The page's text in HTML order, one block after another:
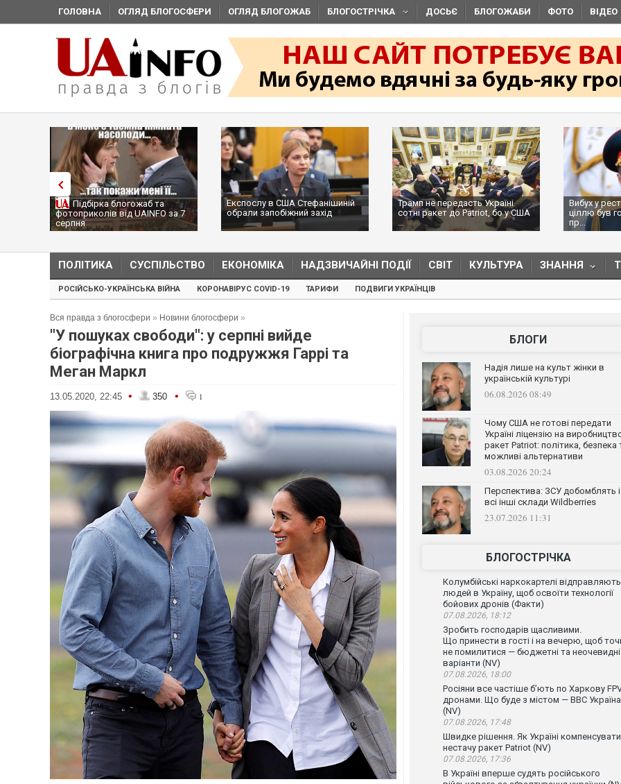
ГОЛОВНА ОГЛЯД БЛОГОСФЕРИ ОГЛЯД БЛОГОЖАБ БЛОГОСТРІЧКА ДОСЬЄ БЛОГОЖАБИ ФОТО ВІДЕО
Підбірка блогожаб та
фотоприколів від UAINFO за 7
серпня
Експослу в США Стефанішиній
обрали запобіжний захід
Трамп не передасть Україні
сотні ракет до Patriot, бо у США
...
Вибух у
ціллю був
пр...
ПОЛІТИКА СУСПІЛЬСТВО ЕКОНОМІКА НАДЗВИЧАЙНІ ПОДІЇ СВІТ КУЛЬТУРА ЗНАННЯ
РОСІЙСЬКО-УКРАЇНСЬКА ВІЙНА КОРОНАВІРУС COVID-19 ТАРИФИ ПОДВИГИ УКРАЇНЦІВ
Вся правда з блогосфери » Новини блогосфери »
"У пошуках свободи": у серпні вийде
біографічна книга про подружжя Гаррі та
Меган Маркл
13.05.2020, 22:45 • 350 • 1
БЛОГИ
Надія лише на культ жінки в
українській культурі
06.08.2026 08:49
Чому США не готові передати
Україні ліцензію на
ракет Patriot: політика, безпека
можливі альтернативи
03.08.2026 20:24
Перспектива: ЗСУ добомблять і
всі інші склади Wildberries
23.07.2026 11:31
БЛОГОСТРІЧКА
Колумбійські наркокартелі відправляють
людей в Україну, щоб освоїти технології
бойових дронів (Факти)
07.08.2026, 18:12
Зробить господарів щасливими.
Що принести в гості і на вечерю, щоб
не помилитися — бюджетні та неочевидні
варіанти (NV)
07.08.2026, 18:00
Росіяни все частіше бʼють по Харкову
дронами. Що буде з містом — ВВС Україна
(NV)
07.08.2026, 17:48
Швидке рішення. Як Україні компенсувати
нестачу ракет Patriot (NV)
07.08.2026, 17:36
В Україні вперше судять російського